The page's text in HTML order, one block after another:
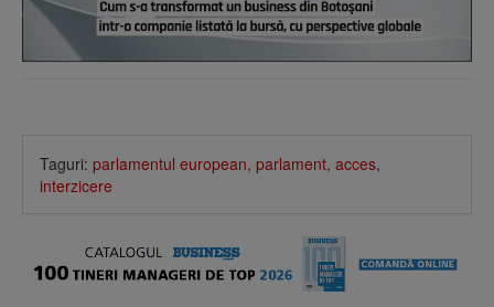
Taguri: parlamentul european, parlament, acces,
interzicere